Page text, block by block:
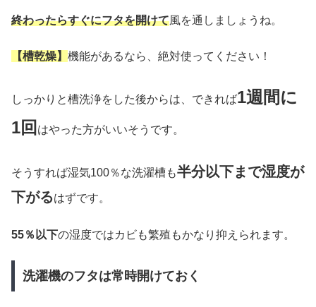
終わったらすぐにフタを開けて風を通しましょうね。
【槽乾燥】 機能があるなら、絶対使ってください！
しっかりと槽洗浄をした後からは、できれば1週間に
1回 はやった方がいいそうです。
そうすれば湿気100％な洗濯槽も半分以下まで湿度が
下がるはずです。
55％以下の湿度ではカビも繁殖もかなり抑えられます。
洗濯機のフタは常時開けておく